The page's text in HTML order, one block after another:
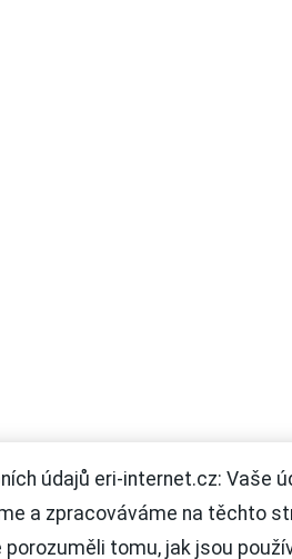
údajů eri-internet.cz: Vaše
a zpracováváme na těchto
porozuměli tomu, jak jsou